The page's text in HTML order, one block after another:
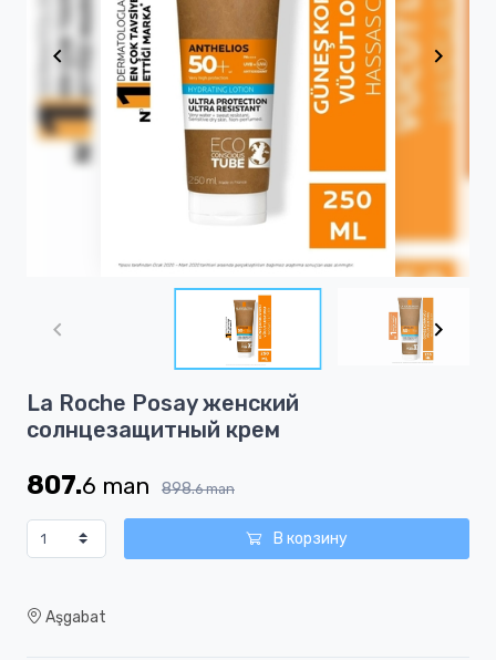
1
of
La Roche Posay женский
cолнцезащитный крем
807.6 man 898.6 man
В корзину
Aşgabat